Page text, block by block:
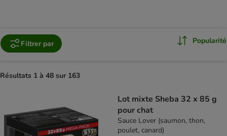
Filtrer par Popularité
Résultats 1 à 48 sur 163
Lot mixte Sheba 32 x 85 g
pour chat
Sauce Lover (saumon, thon,
poulet, canard)